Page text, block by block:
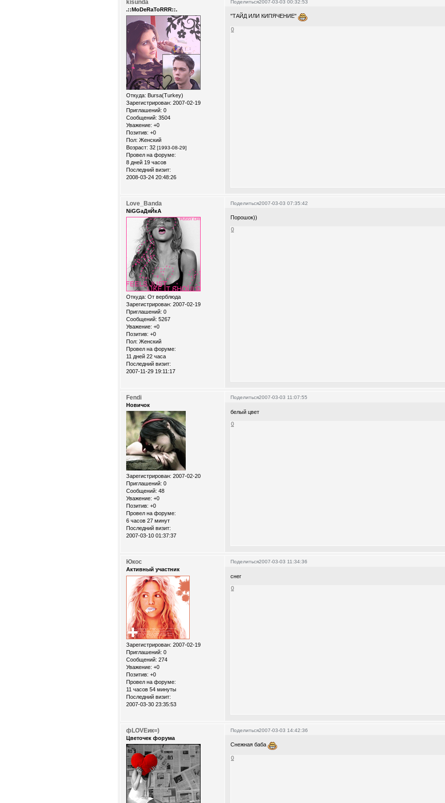
Поделиться2007-03-03 00:32:53
kisunda
.::MoDeRaToRRR::.
Откуда: Bursa(Turkey)
Зарегистрирован: 2007-02-19
Приглашений: 0
Сообщений: 3504
Уважение: +0
Позитив: +0
Пол: Женский
Возраст: 32 [1993-08-29]
Провел на форуме:
8 дней 19 часов
Последний визит:
2008-03-24 20:48:26
"ТАЙД ИЛИ КИПЯЧЕНИЕ"
0
Поделиться2007-03-03 07:35:42
Love_Banda
NiGGaДяЙкА
Откуда: От верблюда
Зарегистрирован: 2007-02-19
Приглашений: 0
Сообщений: 5267
Уважение: +0
Позитив: +0
Пол: Женский
Провел на форуме:
11 дней 22 часа
Последний визит:
2007-11-29 19:11:17
Порошок))
0
Поделиться2007-03-03 11:07:55
Fendi
Новичок
Зарегистрирован: 2007-02-20
Приглашений: 0
Сообщений: 48
Уважение: +0
Позитив: +0
Провел на форуме:
6 часов 27 минут
Последний визит:
2007-03-10 01:37:37
белый цвет
0
Поделиться2007-03-03 11:34:36
Юкос
Активный участник
Зарегистрирован: 2007-02-19
Приглашений: 0
Сообщений: 274
Уважение: +0
Позитив: +0
Провел на форуме:
11 часов 54 минуты
Последний визит:
2007-03-30 23:35:53
снег
0
Поделиться2007-03-03 14:42:36
фLOVEик=)
Цветочек форума
Снежная баба
0